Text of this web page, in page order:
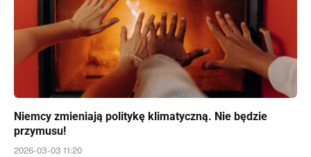
Niemcy zmieniają politykę klimatyczną. Nie będzie
przymusu!
2026-03-03 11:20